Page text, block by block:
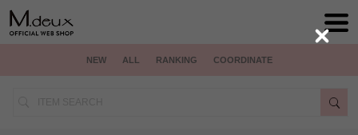
NEW ALL RANKING COORDINATE
Close